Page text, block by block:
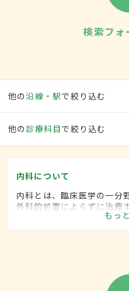
検索フォ
他の沿線・駅で絞り込む
他の 診療科目で絞り込む
内科について
内科とは、臨床医学の一分
外科的処置によらずに治療
器・呼吸器・血液・がんな
もっ